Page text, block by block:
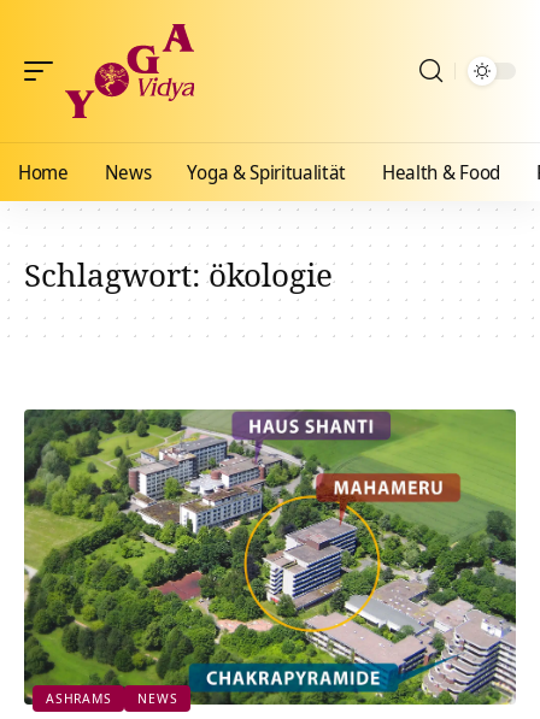
Home News Yoga & Spiritualität Health & Food
Schlagwort:ökologie
ASHRAMS NEWS